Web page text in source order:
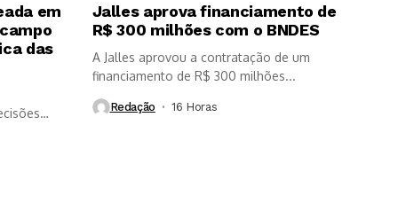
em
das
Jalles aprova financiamento de
R$ 300 milhões com o BNDES
A Jalles aprovou a contratação de um
financiamento de R$ 300 milhões...
Redação 16 Horas ⁮